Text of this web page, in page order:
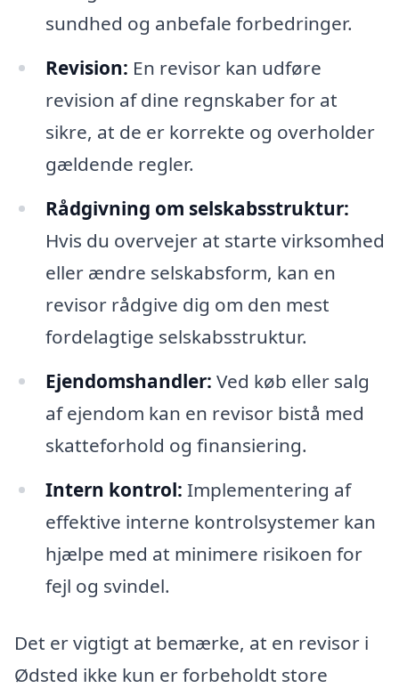
sundhed og anbefale forbedringer.
Revision: En revisor kan udføre
revision af dine regnskaber for at
sikre, at de er korrekte og overholder
gældende regler.
Rådgivning om selskabsstruktur:
Hvis du overvejer at starte virksomhed
eller ændre selskabsform, kan en
revisor rådgive dig om den mest
fordelagtige selskabsstruktur.
Ejendomshandler: Ved køb eller salg
af ejendom kan en revisor bistå med
skatteforhold og finansiering.
Intern kontrol: Implementering af
effektive interne kontrolsystemer kan
hjælpe med at minimere risikoen for
fejl og svindel.
Det er vigtigt at bemærke, at en revisor i
Ødsted ikke kun er forbeholdt store